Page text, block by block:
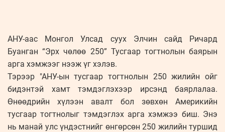
АНУ-аас Монгол Улсад суух Элчин сайд Ричард
Буанган “Эрх чөлөө 250” Тусгаар тогтнолын баярын
арга хэмжээг нээж үг хэлэв.
Тэрээр "АНУ-ын тусгаар тогтнолын 250 жилийн ойг
бидэнтэй хамт тэмдэглэхээр ирсэнд баярлалаа.
Өнөөдрийн хүлээн авалт бол зөвхөн Америкийн
тусгаар тогтнолыг тэмдэглэх арга хэмжээ биш. Энэ
нь манай улс үндэстнийг өнгөрсөн 250 жилийн туршид